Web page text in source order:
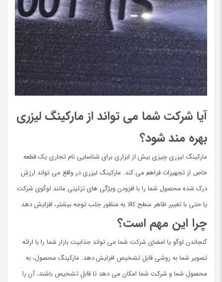
آیا شرکت شما می تواند از مارکینگ لیزری
بهره مند شود؟
مارکینگ لیزری چیزی بیش از ابزاری برای شناسایی نام تجاری یک قطعه
خاص از تجهیزات فراهم می کند. مارکینگ لیزری در واقع می تواند ارزش
درک شده محصول شما را با افزودن ویژگی های تزئینی مانند لوگوی شرکت
یا حتی با تغییر ظاهر سطح کالا به منظور جلب توجه بیشتر، افزایش دهد.
چرا این مهم است؟
گنجاندن لوگو یا امضای شرکت شما می تواند جذابیت بازار شما را با ارائه
تصویر شما به روشی قابل تشخیص افزایش دهد. مارکینگ محصول، به
محصول شما و شرکت شما امکان می دهد تا قابل تشخیص باشند، آن را